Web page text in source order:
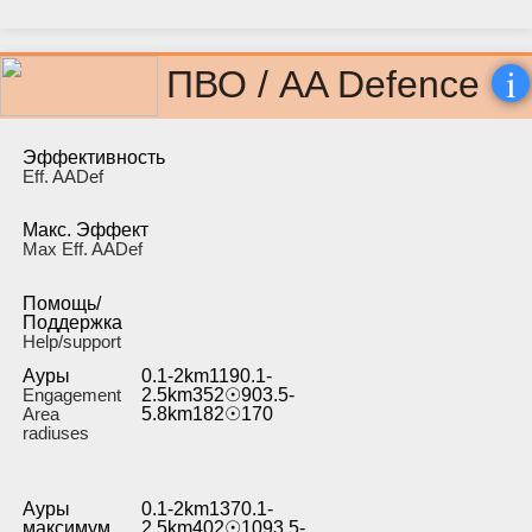
ПВО / AA Defence i
Эффективность
Eff. AADef
Макс. Эффект
Max Eff. AADef
Помощь/
Поддержка
Help/support
Ауры
Engagement
Area
radiuses
0.1-2km1190.1-
2.5km352☉903.5-
5.8km182☉170
Ауры
максимум
0.1-2km1370.1-
2.5km402☉1093.5-